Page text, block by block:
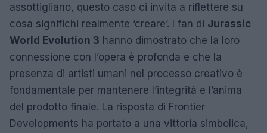
assottigliano, questo caso ci invita a riflettere su
cosa significhi realmente ‘creare’. I fan di Jurassic
World Evolution 3 hanno dimostrato che la loro
connessione con l’opera è profonda e che la
presenza di artisti umani nel processo creativo è
fondamentale per mantenere l’integrità e l’anima
del prodotto finale. La risposta di Frontier
Developments ha portato a una vittoria simbolica,